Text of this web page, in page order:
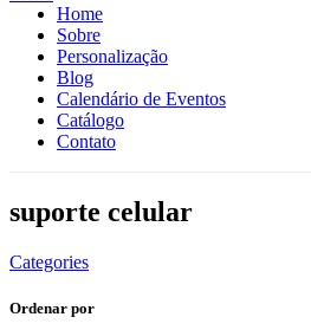
Home
Sobre
Personalização
Blog
Calendário de Eventos
Catálogo
Contato
suporte celular
Categories
Ordenar por